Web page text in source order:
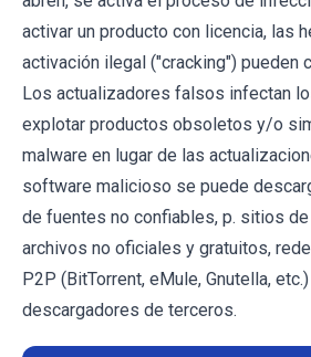
activar un producto con licencia, las
activación ilegal ("cracking") pueden
Los actualizadores falsos infectan
explotar productos obsoletos y/o
malware en lugar de las
software malicioso se puede
de fuentes no confiables, p. sitios
archivos no oficiales y gratuitos,
P2P (BitTorrent, eMule, Gnutella,
descargadores de terceros.